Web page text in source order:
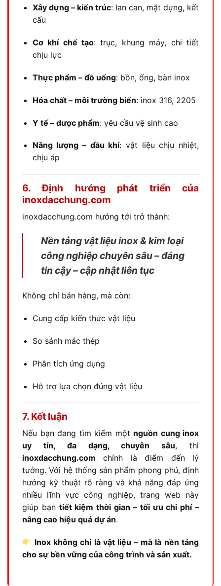
Xây dựng – kiến trúc: lan can, mặt dựng, kết
cấu
Cơ khí chế tạo: trục, khung máy, chi tiết
chịu lực
Thực phẩm – đồ uống: bồn, ống, bàn inox
Hóa chất – môi trường biển: inox 316, 2205
Y tế – dược phẩm: yêu cầu vệ sinh cao
Năng lượng – dầu khí: vật liệu chịu nhiệt,
chịu áp
6. Định hướng phát triển của
inoxdacchung.com
inoxdacchung.com hướng tới trở thành:
Nền tảng vật liệu inox & kim loại
công nghiệp chuyên sâu – đáng
tin cậy – cập nhật liên tục
Không chỉ bán hàng, mà còn:
Cung cấp kiến thức vật liệu
So sánh mác thép
Phân tích ứng dụng
Hỗ trợ lựa chọn đúng vật liệu
7. Kết luận
Nếu bạn đang tìm kiếm một nguồn cung inox
uy tín, đa dạng, chuyên sâu, thì
inoxdacchung.com chính là điểm đến lý
tưởng. Với hệ thống sản phẩm phong phú, định
hướng kỹ thuật rõ ràng và khả năng đáp ứng
nhiều lĩnh vực công nghiệp, trang web này
giúp bạn tiết kiệm thời gian – tối ưu chi phí –
nâng cao hiệu quả dự án.
Inox không chỉ là vật liệu – mà là nền tảng
cho sự bền vững của công trình và sản xuất.